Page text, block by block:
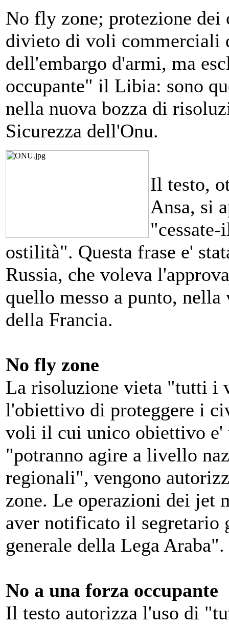
No fly zone; protezione
divieto di voli commerciali
dell'embargo d'armi, ma
occupante" il Libia: sono
nella nuova bozza di
Sicurezza dell'Onu.
Il testo,
Ansa, si
ostilità". Questa frase e'
Russia, che voleva
quello messo a punto,
della Francia.
No fly zone
La risoluzione vieta "tutti i
l'obiettivo di proteggere i
voli il cui unico obiettivo
"potranno agire a livello
regionali", vengono
zone. Le operazioni dei jet
aver notificato il segretario
generale della Lega Araba".
No a una forza occupante
Il testo autorizza l'uso di